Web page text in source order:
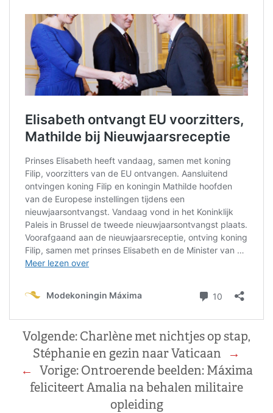
Volgende: Charlène met nichtjes op stap,
Stéphanie en gezin naar Vaticaan
→
← Vorige: Ontroerende beelden: Máxima
feliciteert Amalia na behalen militaire
opleiding